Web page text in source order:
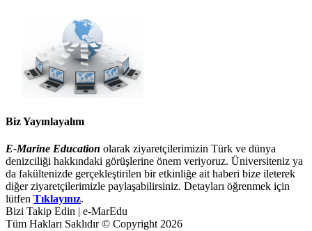
Biz Yayınlayalım
E-Marine Education olarak ziyaretçilerimizin Türk ve dünya
denizciliği hakkındaki görüşlerine önem veriyoruz. Üniversiteniz ya
da fakültenizde gerçekleştirilen bir etkinliğe ait haberi bize ileterek
diğer ziyaretçilerimizle paylaşabilirsiniz. Detayları öğrenmek için
lütfen Tıklayınız.
Bizi Takip Edin | e-MarEdu
Tüm Hakları Saklıdır © Copyright 2026